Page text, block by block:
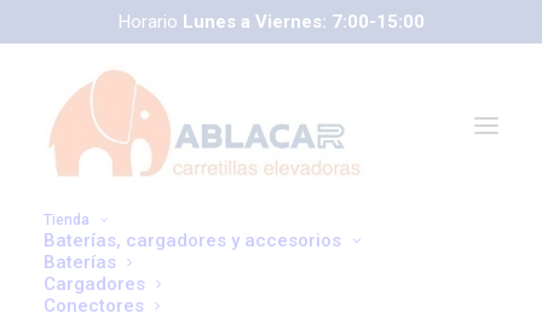
Horario Lunes a Viernes: 7:00-15:00
Tienda
Baterías, cargadores y accesorios
Baterías
Cargadores
Conectores